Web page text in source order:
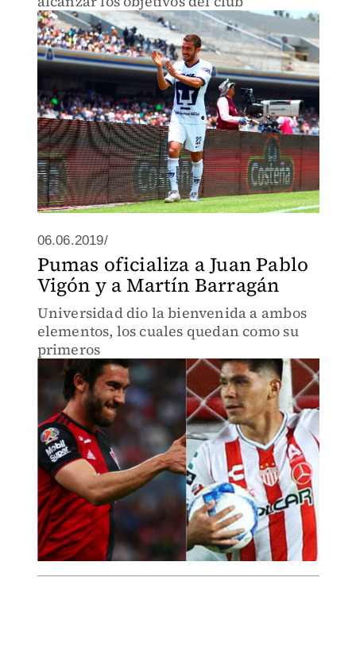
06.06.2019/
Pumas oficializa a Juan Pablo
Vigón y a Martín Barragán
Universidad dio la bienvenida a ambos
elementos, los cuales quedan como su
primeros